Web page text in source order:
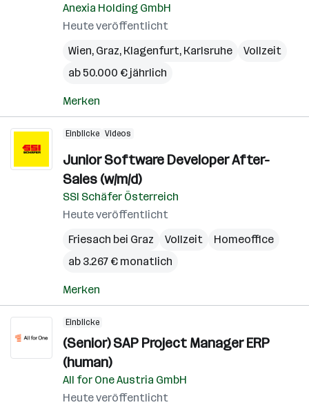
Anexia Holding GmbH
Heute veröffentlicht
Wien, Graz, Klagenfurt, Karlsruhe
Vollzeit
ab 50.000 € jährlich
Merken
Einblicke Videos
Junior Software Developer After-
Sales (w/m/d)
SSI Schäfer Österreich
Heute veröffentlicht
Friesach bei Graz
Vollzeit
Homeoffice
ab 3.267 € monatlich
Merken
Einblicke
(Senior) SAP Project Manager ERP
(human)
All for One Austria GmbH
Heute veröffentlicht